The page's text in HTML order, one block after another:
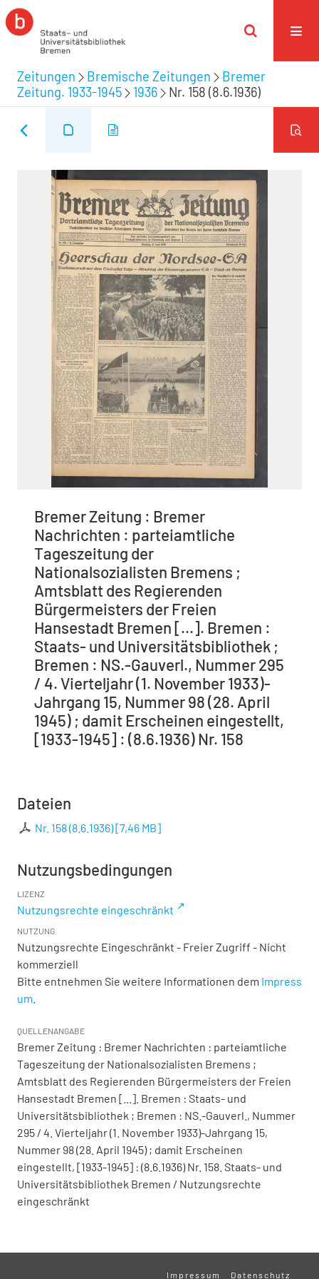
Zeitungen Bremische Zeitungen
Bremer
Zeitung. 1933-1945
1936 Nr. 158 (8.6.1936)
Bremer Zeitung : Bremer
Nachrichten : parteiamtliche
Tageszeitung der
Nationalsozialisten Bremens ;
Amtsblatt des Regierenden
Bürgermeisters der Freien
Hansestadt Bremen [...]. Bremen :
Staats- und Universitätsbibliothek ;
Bremen : NS.-Gauverl., Nummer 295
/ 4. Vierteljahr (1. November 1933)-
Jahrgang 15, Nummer 98 (28. April
1945) ; damit Erscheinen eingestellt,
[1933-1945] : (8.6.1936) Nr. 158
Dateien
Nr. 158 (8.6.1936)[7,46 MB]
Nutzungsbedingungen
LIZENZ
Nutzungsrechte eingeschränkt
NUTZUNG
Nutzungsrechte Eingeschränkt - Freier Zugriff - Nicht
kommerziell
Bitte entnehmen Sie weitere Informationen dem Impress
um
QUELLENANGABE
Bremer Zeitung : Bremer Nachrichten : parteiamtliche
Tageszeitung der Nationalsozialisten Bremens ;
Amtsblatt des Regierenden Bürgermeisters der Freien
Hansestadt Bremen [...]. Bremen : Staats- und
Universitätsbibliothek ; Bremen : NS.-Gauverl., Nummer
295 / 4. Vierteljahr (1. November 1933)-Jahrgang 15,
Nummer 98 (28. April 1945) ; damit Erscheinen
eingestellt, [1933-1945] : (8.6.1936) Nr. 158. Staats- und
Universitätsbibliothek Bremen / Nutzungsrechte
eingeschränkt
Impressum Datenschutz